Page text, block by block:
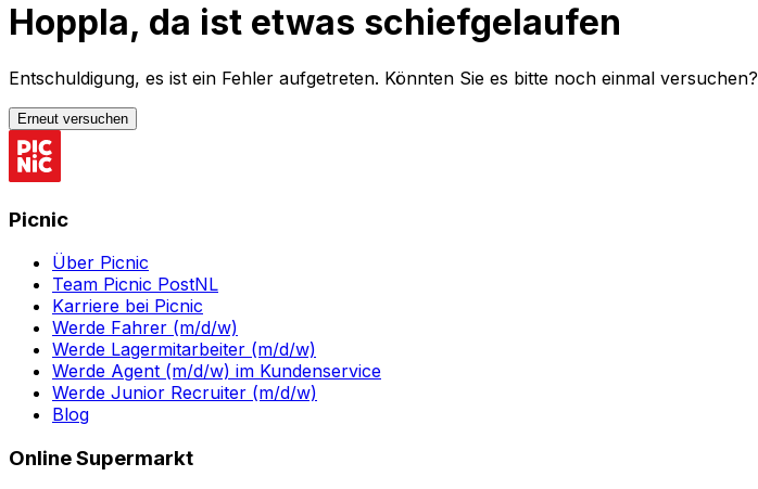
Hoppla, da ist etwas schiefgelaufen
Entschuldigung, es ist ein Fehler aufgetreten. Könnten Sie es bitte noch einmal versuchen?
Erneut versuchen
Picnic
Über Picnic
Team Picnic PostNL
Karriere bei Picnic
Werde Fahrer (m/d/w)
Werde Lagermitarbeiter (m/d/w)
Werde Agent (m/d/w) im Kundenservice
Werde Junior Recruiter (m/d/w)
Blog
Online Supermarkt